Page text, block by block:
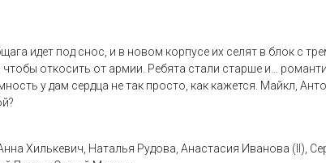
идет под снос, и в новом корпусе их селят в блок с
откосить от армии. Ребята стали старше и…
у дам сердца не так просто, как кажется. Майкл,
Хилькевич, Наталья Рудова, Анастасия Иванова (II),